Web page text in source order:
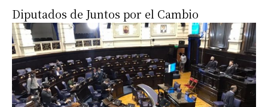
Diputados de Juntos por el Cambio